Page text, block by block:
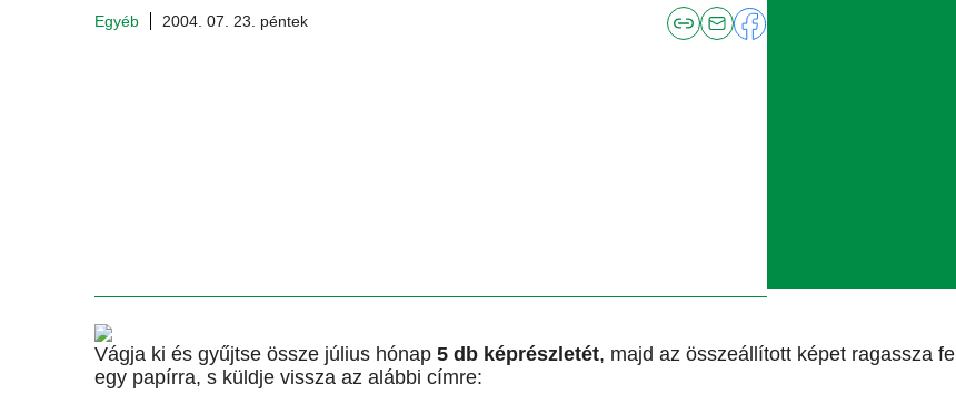
Egyéb 2004. 07. 23. péntek
Vágja ki és gyűjtse össze július hónap 5 db képrészletét, majd az összeállított képet ragassza fel
egy papírra, s küldje vissza az alábbi címre: